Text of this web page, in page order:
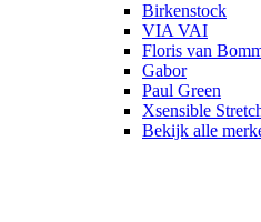
Birkenstock
VIA VAI
Floris van
Gabor
Paul Green
Xsensible
Bekijk alle